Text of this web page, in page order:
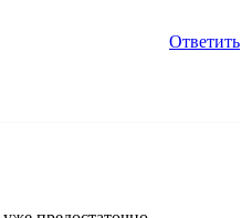
Ответить